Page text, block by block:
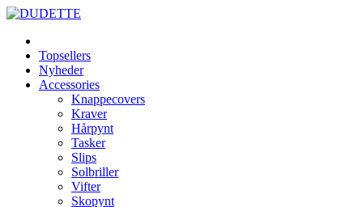
Topsellers
Nyheder
Accessories
Knappecovers
Kraver
Hårpynt
Tasker
Slips
Solbriller
Vifter
Skopynt